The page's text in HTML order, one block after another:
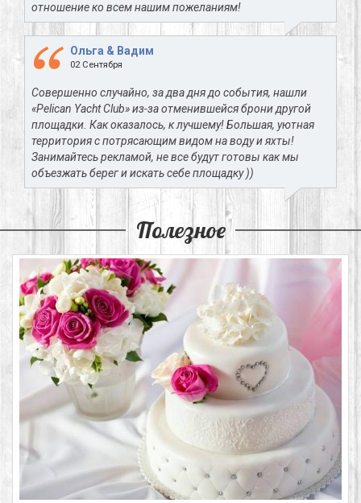
отношение ко всем нашим пожеланиям!
Ольга & Вадим
02 Сентября
Совершенно случайно, за два дня до события, нашли
«Pelican Yacht Club» из-за отменившейся брони другой
площадки. Как оказалось, к лучшему! Большая, уютная
территория с потрясающим видом на воду и яхты!
Занимайтесь рекламой, не все будут готовы как мы
объезжать берег и искать себе площадку ))
Полезное